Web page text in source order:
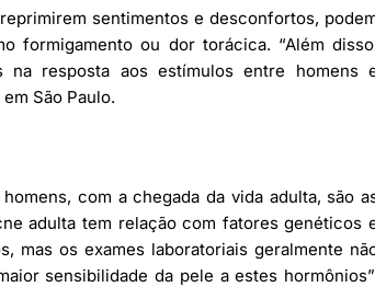
sentimentos e desconfortos,
formigamento ou dor torácica. “Além
resposta aos estímulos entre homens
São Paulo.
com a chegada da vida adulta, são
adulta tem relação com fatores genéticos
mas os exames laboratoriais geralmente
sensibilidade da pele a estes